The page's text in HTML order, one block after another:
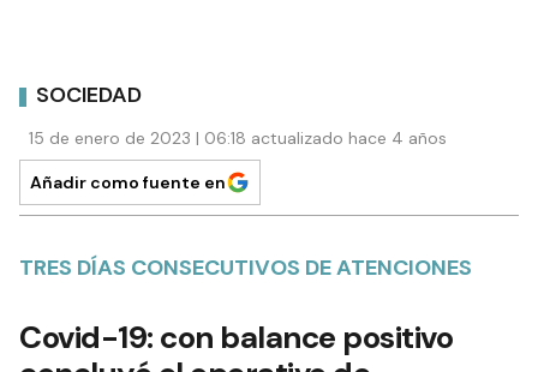
SOCIEDAD
15 de enero de 2023 | 06:18 actualizado hace 4 años
Añadir como fuente en
TRES DÍAS CONSECUTIVOS DE ATENCIONES
Covid-19: con balance positivo